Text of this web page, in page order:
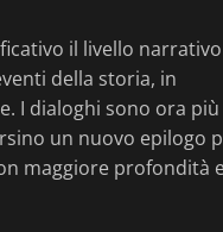
il livello
della storia, in
I dialoghi sono ora più
un nuovo epilogo
maggiore profondità